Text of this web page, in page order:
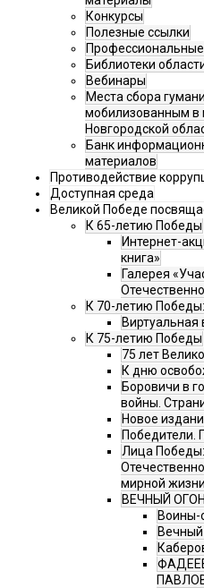
Конкурсы
Полезные ссылки
Библиотеки
Вебинары
Места сбора
мобилизованным в
Новгородской
Банк
материалов
Противодействие
Доступная среда
Великой Победе
К 65-летию Победы
Интернет-
книга»
Галерея
К 70-летию Победы:
Виртуальная
К 75-летию Победы
75 лет
К дню
Боровичи в
войны.
Новое
Победители.
Лица Победы:
мирной
ВЕЧНЫЙ
Воины-